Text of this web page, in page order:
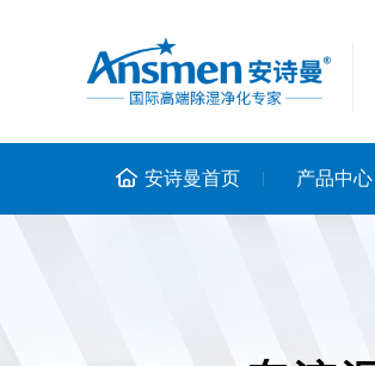
安诗曼首页 产品中心